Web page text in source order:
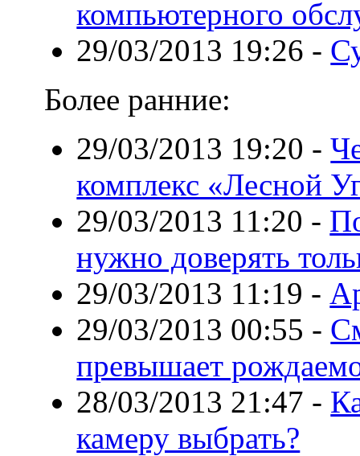
компьютерного
29/03/2013 19:26 -
Более ранние:
29/03/2013 19:20 -
комплекс «Лесной
29/03/2013 11:20 -
нужно доверять
29/03/2013 11:19 -
29/03/2013 00:55 -
превышает
28/03/2013 21:47 -
камеру выбрать?